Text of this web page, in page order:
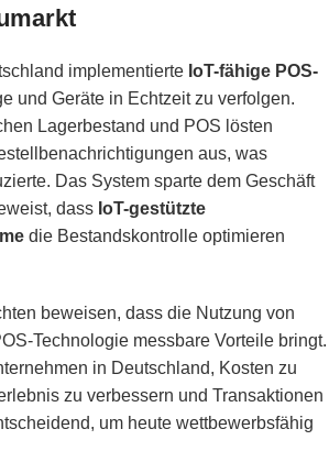
implementierte IoT-fähige POS-
und Geräte in Echtzeit zu verfolgen.
Lagerbestand und POS lösten
aus, was
Das System sparte dem Geschäft
dass IoT-gestützte
die Bestandskontrolle optimieren
beweisen, dass die Nutzung von
Technologie messbare Vorteile bringt.
in Deutschland, Kosten zu
zu verbessern und Transaktionen
um heute wettbewerbsfähig